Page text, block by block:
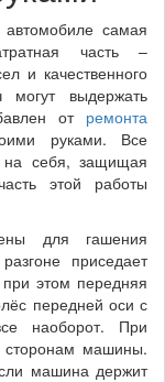
самая
часть –
и качественного
могут выдержать
от ремонта
руками. Все
на себя, защищая
этой работы
для гашения
приседает
этом передняя
передней оси с
наоборот. При
сторонам машины.
машина держит